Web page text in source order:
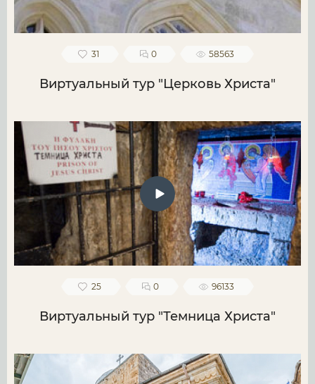
31 0 58563
Виртуальный тур "Церковь Христа"
25 0 96133
Виртуальный тур "Темница Христа"